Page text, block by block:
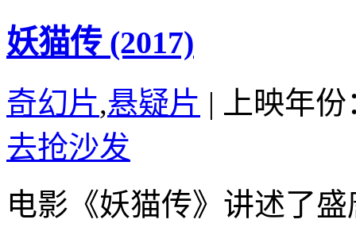
妖猫传 (2017)
奇幻片,悬疑片 |
上映年
去抢沙发
电影《妖猫传》讲述了